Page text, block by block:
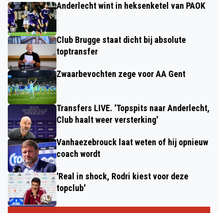
Anderlecht wint in heksenketel van PAOK
Club Brugge staat dicht bij absolute
toptransfer
Zwaarbevochten zege voor AA Gent
Transfers LIVE. 'Topspits naar Anderlecht,
Club haalt weer versterking'
Vanhaezebrouck laat weten of hij opnieuw
coach wordt
'Real in shock, Rodri kiest voor deze
topclub'